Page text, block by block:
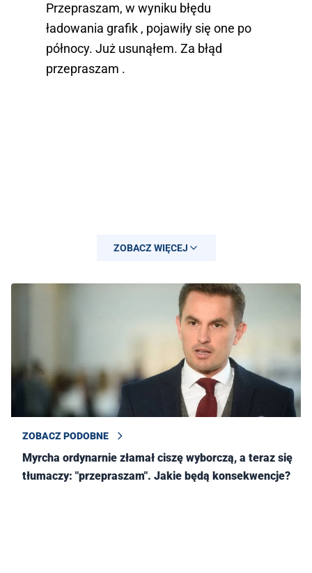
Przepraszam, w wyniku błędu
ładowania grafik , pojawiły się one po
północy. Już usunąłem. Za błąd
przepraszam .
May 17, 2025
ZOBACZ WIĘCEJ
ZOBACZ PODOBNE
Myrcha ordynarnie złamał ciszę wyborczą, a teraz się
tłumaczy: "przepraszam". Jakie będą konsekwencje?